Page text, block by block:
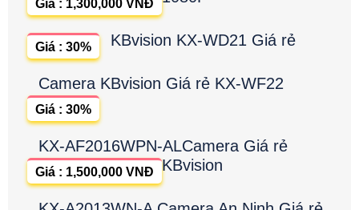
Giá : 1,300,000 VNĐ
KBvision KX-WD21 Giá rẻ
Giá : 30%
Camera KBvision Giá rẻ KX-WF22
Giá : 30%
KX-AF2016WPN-ALCamera Giá rẻ
KBvision
Giá : 1,500,000 VNĐ